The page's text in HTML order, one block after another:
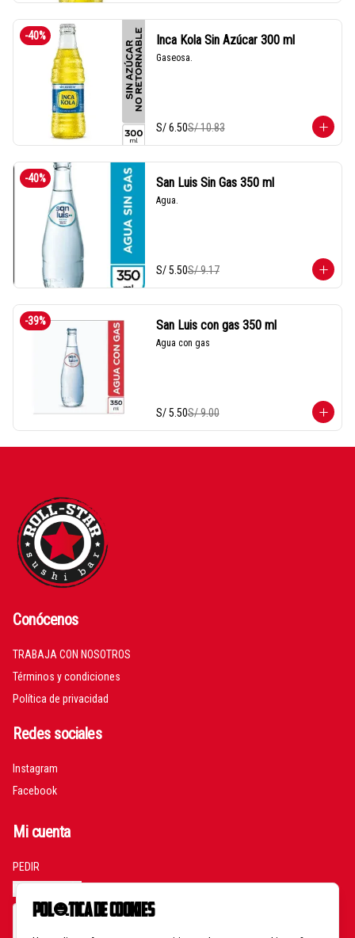
-40% Inca Kola Sin Azúcar 300 ml
Gaseosa.
S/ 6.50S/ 10.83
-40% San Luis Sin Gas 350 ml
Agua.
S/ 5.50S/ 9.17
-39% San Luis con gas 350 ml
Agua con gas
S/ 5.50S/ 9.00
Conócenos
TRABAJA CON NOSOTROS
Términos y condiciones
Política de privacidad
Redes sociales
Instagram
Facebook
Mi cuenta
PEDIR
INICIAR SESIÓN
Política de Cookies